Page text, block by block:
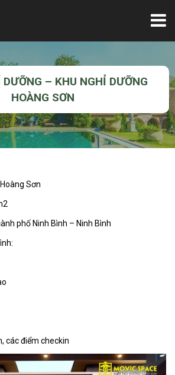
– KHU NGHỈ DƯỠNG
HOÀNG SƠN
Sơn
phố Ninh Bình – Ninh Bình
các điểm checkin